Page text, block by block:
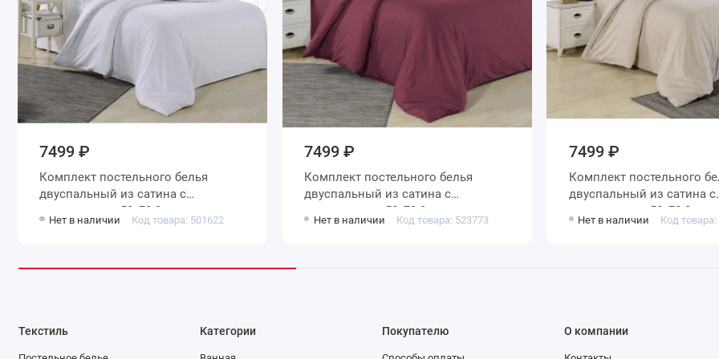
7499 ₽
Комплект постельного белья
двуспальный из сатина с
наволочками 50х70 2 шт и с
наволочками 70х70 2 шт
Нет в наличии Код товара: 501622
7499 ₽
Комплект постельного белья
двуспальный из сатина с
наволочками 50х70 2 шт и с
наволочками 70х70 2 шт
Нет в наличии Код товара: 523773
7499 ₽
Комплект постельного
двуспальный из сатина с
наволочками 50х70 2 шт
наволочками 70х70 2 шт
Нет в наличии Код
Текстиль Категории Покупателю О компании